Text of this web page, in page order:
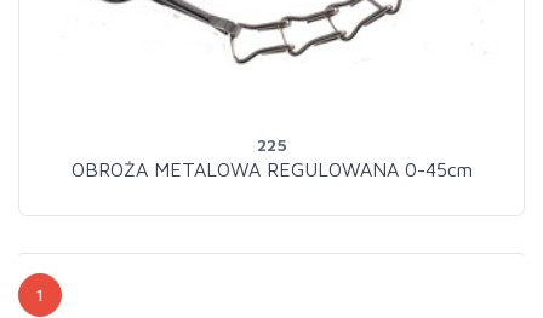
225
OBROŻA METALOWA REGULOWANA 0-45cm
1